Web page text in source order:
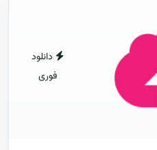
دانلود
فوری